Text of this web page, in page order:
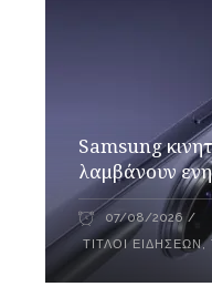
Samsung
λαμβάνουν
07/08/2026
ΤΊΤΛΟΙ ΕΙΔΉΣΕΩΝ,